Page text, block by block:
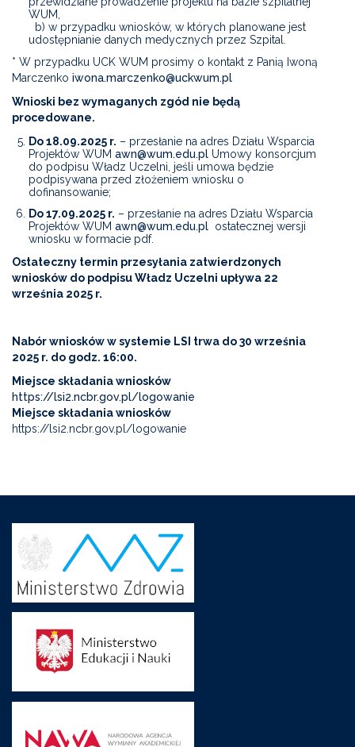
WUM,
b) w przypadku wniosków, w których planowane jest
udostępnianie danych medycznych przez Szpital.
* W przypadku UCK WUM prosimy o kontakt z Panią Iwoną
Marczenko iwona.marczenko@uckwum.pl
Wnioski bez wymaganych zgód nie będą
procedowane.
Do 18.09.2025 r. – przesłanie na adres Działu Wsparcia
Projektów WUM awn@wum.edu.pl Umowy konsorcjum
do podpisu Władz Uczelni, jeśli umowa będzie
podpisywana przed złożeniem wniosku o
dofinansowanie;
Do 17.09.2025 r. – przesłanie na adres Działu Wsparcia
Projektów WUM awn@wum.edu.pl ostatecznej wersji
wniosku w formacie pdf.
Ostateczny termin przesyłania zatwierdzonych
wniosków do podpisu Władz Uczelni upływa 22
września 2025 r.
Nabór wniosków w systemie LSI trwa do 30 września
2025 r. do godz. 16:00.
Miejsce składania wniosków
https://lsi2.ncbr.gov.pl/logowanie
Miejsce składania wniosków
https://lsi2.ncbr.gov.pl/logowanie